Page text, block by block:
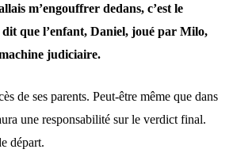
m’engouffrer dedans, c’est le
dit que l’enfant, Daniel, joué par Milo,
judiciaire.
de ses parents. Peut-être même que dans
une responsabilité sur le verdict final.
départ.